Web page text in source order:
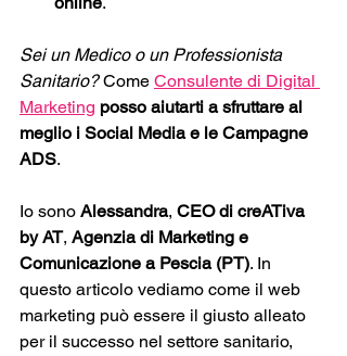
Sei un Medico o un Professionista
Sanitario? Come Consulente di Digital
Marketing posso aiutarti a sfruttare al
meglio i Social Media e le Campagne
ADS.
Io sono Alessandra, CEO di creATiva
by AT, Agenzia di Marketing e
Comunicazione a Pescia (PT). In
questo articolo vediamo come il web
marketing può essere il giusto alleato
per il successo nel settore sanitario,